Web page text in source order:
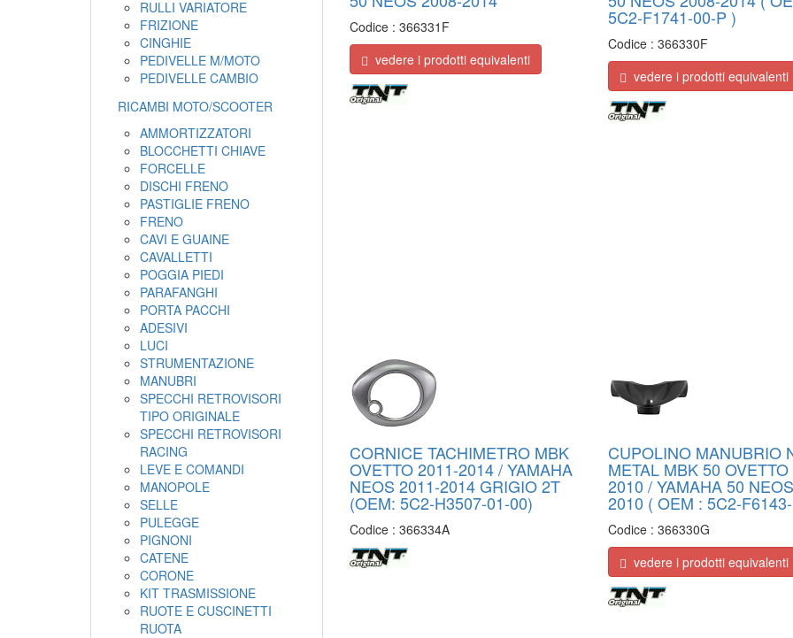
RULLI VARIATORE
FRIZIONE
CINGHIE
PEDIVELLE M/MOTO
PEDIVELLE CAMBIO
RICAMBI MOTO/SCOOTER
AMMORTIZZATORI
BLOCCHETTI CHIAVE
FORCELLE
DISCHI FRENO
PASTIGLIE FRENO
FRENO
CAVI E GUAINE
CAVALLETTI
POGGIA PIEDI
PARAFANGHI
PORTA PACCHI
ADESIVI
LUCI
STRUMENTAZIONE
MANUBRI
SPECCHI RETROVISORI
TIPO ORIGINALE
SPECCHI RETROVISORI
RACING
LEVE E COMANDI
MANOPOLE
SELLE
PULEGGE
PIGNONI
CATENE
CORONE
KIT TRASMISSIONE
RUOTE E CUSCINETTI
RUOTA
Codice : 366331F
vedere i prodotti equivalenti
5C2-F1741-00-P )
Codice : 366330F
vedere i prodotti equivalenti
CORNICE TACHIMETRO MBK
OVETTO 2011-2014 / YAMAHA
NEOS 2011-2014 GRIGIO 2T
(OEM: 5C2-H3507-01-00)
Codice : 366334A
CUPOLINO MANUBRIO
METAL MBK 50
2010 / YAMAHA 50
2010 ( OEM : 5C2-
Codice : 366330G
vedere i prodotti equivalenti